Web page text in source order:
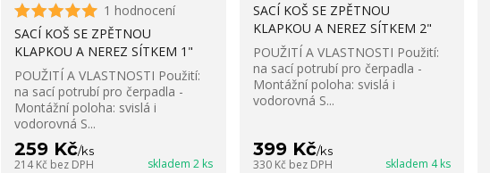
1 hodnocení
SACÍ KOŠ SE ZPĚTNOU
KLAPKOU A NEREZ SÍTKEM 1"
POUŽITÍ A VLASTNOSTI Použití:
na sací potrubí pro čerpadla -
Montážní poloha: svislá i
vodorovná S...
259 Kč/ks
214 Kč bez DPH skladem 2 ks
SACÍ KOŠ SE ZPĚTNOU
KLAPKOU A NEREZ SÍTKEM 2"
POUŽITÍ A VLASTNOSTI Použití:
na sací potrubí pro čerpadla -
Montážní poloha: svislá i
vodorovná S...
399 Kč/ks
330 Kč bez DPH skladem 4 ks